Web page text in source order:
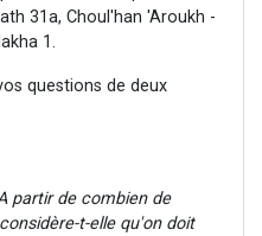
31a, Choul'han 'Aroukh -
1.
questions de deux
partir de combien de
t-elle qu'on doit